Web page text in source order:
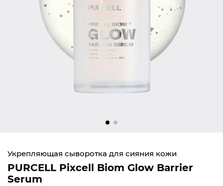
Укрепляющая сыворотка для сияния кожи
PURCELL Pixcell Biom Glow Barrier
Serum